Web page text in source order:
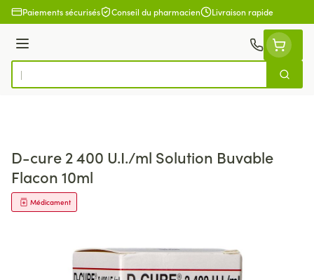
Aller au contenu
Paiements sécurisés Conseil du pharmacien Livraison rapide
Menu
Rechercher
D-cure 2 400 U.I./ml Solution Buvable
Flacon 10ml
Médicament